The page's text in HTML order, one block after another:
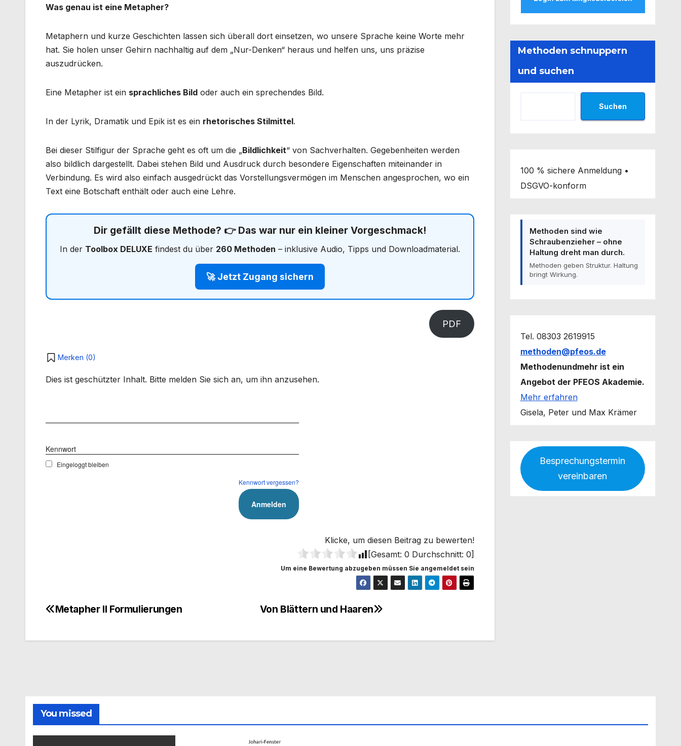
Was genau ist eine Metapher?
Metaphern und kurze Geschichten lassen sich überall dort einsetzen, wo unsere Sprache keine Worte mehr
hat. Sie holen unser Gehirn nachhaltig auf dem „Nur-Denken“ heraus und helfen uns, uns präzise
auszudrücken.
Eine Metapher ist ein sprachliches Bild oder auch ein sprechendes Bild.
In der Lyrik, Dramatik und Epik ist es ein rhetorisches Stilmittel.
Bei dieser Stilfigur der Sprache geht es oft um die „Bildlichkeit“ von Sachverhalten. Gegebenheiten werden
also bildlich dargestellt. Dabei stehen Bild und Ausdruck durch besondere Eigenschaften miteinander in
Verbindung. Es wird also einfach ausgedrückt das Vorstellungsvermögen im Menschen angesprochen, wo ein
Text eine Botschaft enthält oder auch eine Lehre.
Dir gefällt diese Methode? 👉 Das war nur ein kleiner Vorgeschmack!
In der Toolbox DELUXE findest du über 260 Methoden – inklusive Audio, Tipps und Downloadmaterial.
🚀 Jetzt Zugang sichern
PDF
Merken (0)
Dies ist geschützter Inhalt. Bitte melden Sie sich an, um ihn anzusehen.
Kennwort
Eingeloggt bleiben
Kennwort vergessen?
Klicke, um diesen Beitrag zu bewerten!
[Gesamt: 0 Durchschnitt: 0]
Um eine Bewertung abzugeben müssen Sie angemeldet sein
Beitragsnavigation Von Blättern und Haaren
Metapher II Formulierungen
Methoden schnuppern
und suchen
Suchen
100 % sichere Anmeldung •
DSGVO-konform
Methoden sind wie
Schraubenzieher – ohne
Haltung dreht man durch.
Methoden geben Struktur. Haltung
bringt Wirkung.
Tel. 08303 2619915
methoden@pfeos.de
Methodenundmehr ist ein
Angebot der PFEOS Akademie.
Mehr erfahren
Gisela, Peter und Max Krämer
Besprechungstermin
vereinbaren
You missed